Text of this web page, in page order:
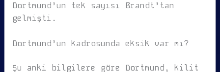
Dortmund’un tek sayısı Brandt’tan
gelmişti.
Dortmund’un kadrosunda eksik var mı?
Şu anki bilgilere göre Dortmund, kilit